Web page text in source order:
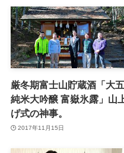
厳冬期富士山貯蔵酒「大五
純米大吟醸 富嶽氷露」山
げ式の神事。
2017年11月15日